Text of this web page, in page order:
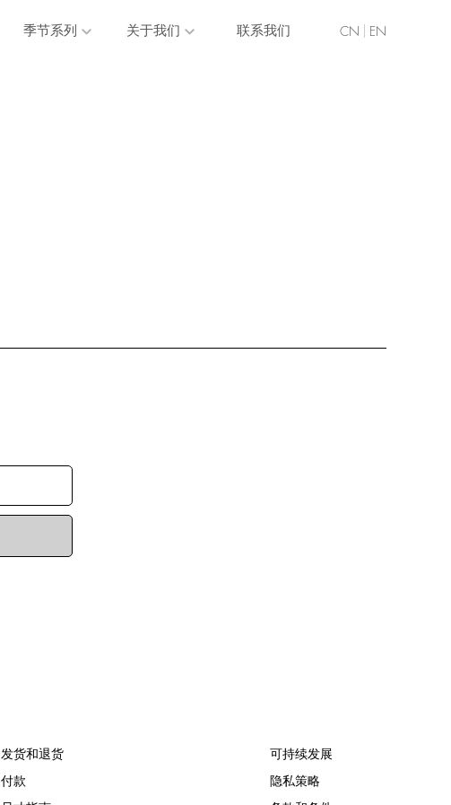
季节系列 关于我们 联系我们 CN EN
发货和退货
付款
可持续发展
隐私策略